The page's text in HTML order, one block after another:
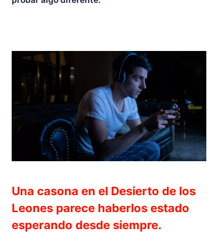
Una casona en el Desierto de los
Leones parece haberlos estado
esperando desde siempre.